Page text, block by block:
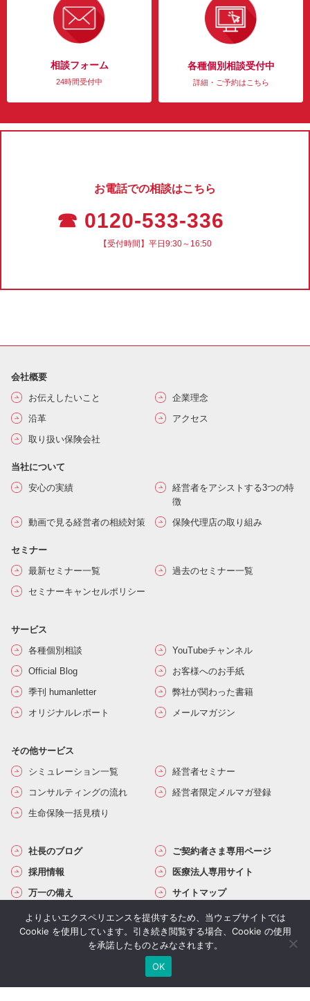
相談フォーム
24時間受付中
各種個別相談受付中
詳細・ご予約はこちら
お電話での相談はこちら
☎ 0120-533-336
【受付時間】平日9:30～16:50
会社概要
お伝えしたいこと
企業理念
沿革
アクセス
取り扱い保険会社
当社について
安心の実績
経営者をアシストする3つの特
徴
動画で見る経営者の相続対策
保険代理店の取り組み
セミナー
最新セミナー一覧
過去のセミナー一覧
セミナーキャンセルポリシー
サービス
各種個別相談
YouTubeチャンネル
Official Blog
お客様へのお手紙
季刊 humanletter
弊社が関わった書籍
オリジナルレポート
メールマガジン
その他サービス
シミュレーション一覧
経営者セミナー
コンサルティングの流れ
経営者限定メルマガ登録
生命保険一括見積り
社長のブログ
ご契約者さま専用ページ
採用情報
医療法人専用サイト
万一の備え
サイトマップ
個人情報保護方針 セキュリティ基本方針
よりよいエクスペリエンスを提供するため、当ウェブサイトでは
Cookie を使用しています。引き続き閲覧する場合、Cookie の使用
を承諾したものとみなされます。
OK